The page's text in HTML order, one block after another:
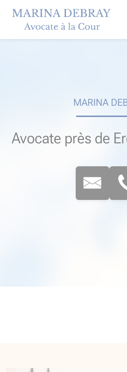
content
MARINA
Avocate près de